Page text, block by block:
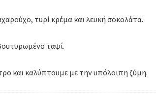
τυρί κρέμα και λευκή σοκολάτα.
ταψί.
και καλύπτουμε με την υπόλοιπη ζύμη.